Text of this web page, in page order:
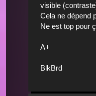
visible
Cela ne dépend
Ne est top pour
A+
BlkBrd